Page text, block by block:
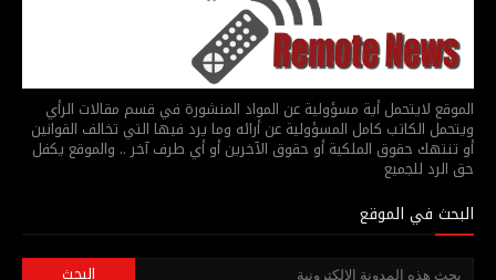
الموقع لايتحمل أية مسؤولية عن المواد المنشورة في قسم مقالات الرأي
ويتحمل الكاتب كامل المسؤولية عن أرائه وما يرد فيها التي تخالف القوانين
أو تنتهك حقوق الملكية أو حقوق الآخرين أو أي طرف آخر .. والموقع يكفل
حق الرد للجميع
البحث في الموقع